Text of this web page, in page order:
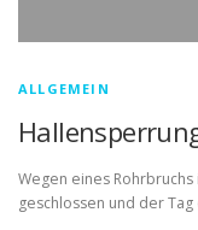
ALLGEMEIN
Wegen eines
geschlossen und der